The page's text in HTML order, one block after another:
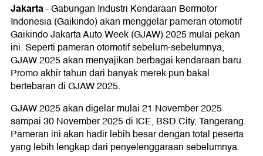
Jakarta-Gabungan Industri Kendaraan Bermotor
Indonesia (Gaikindo) akan menggelar pameran otomotif
Gaikindo Jakarta Auto Week (GJAW) 2025 mulai pekan
ini. Seperti pameran otomotif sebelum-sebelumnya,
GJAW 2025 akan menyajikan berbagai kendaraan baru.
Promo akhir tahun dari banyak merek pun bakal
bertebaran di GJAW 2025.
GJAW 2025 akan digelar mulai 21 November 2025
sampai 30 November 2025 di ICE, BSD City, Tangerang.
Pameran ini akan hadir lebih besar dengan total peserta
yang lebih lengkap dari penyelenggaraan sebelumnya.